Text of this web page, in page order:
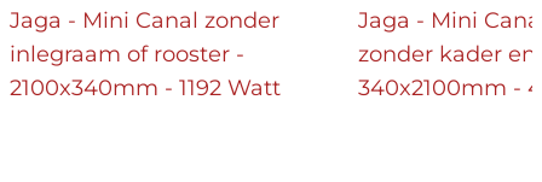
Jaga - Mini Canal zonder
inlegraam of rooster -
2100x340mm - 1192 Watt
Jaga - Mini
zonder kader en
340x2100mm -